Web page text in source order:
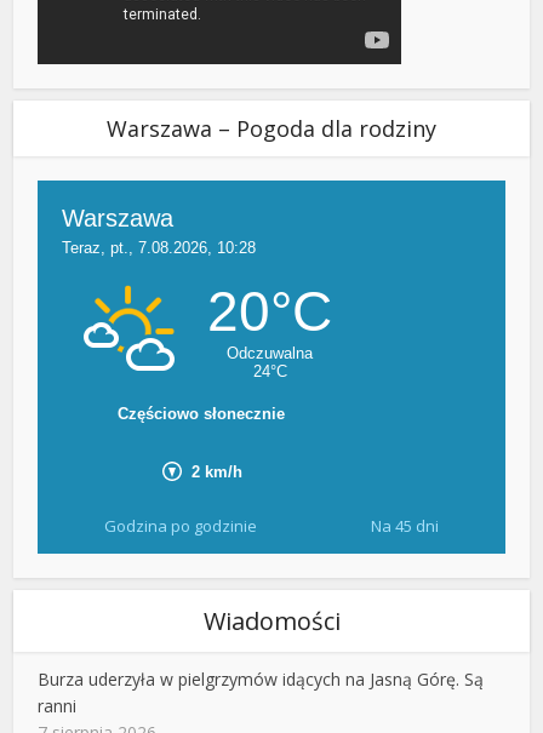
Warszawa – Pogoda dla rodziny
Godzina po godzinie Na 45 dni
Wiadomości
Burza uderzyła w pielgrzymów idących na Jasną Górę. Są
ranni